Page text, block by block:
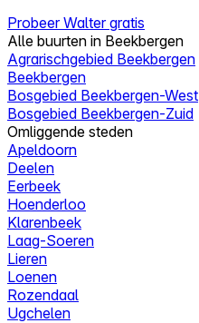
Probeer Walter gratis
Alle buurten in Beekbergen
Agrarischgebied Beekbergen
Beekbergen
Bosgebied Beekbergen-West
Bosgebied Beekbergen-Zuid
Omliggende steden
Apeldoorn
Deelen
Eerbeek
Hoenderloo
Klarenbeek
Laag-Soeren
Lieren
Loenen
Rozendaal
Ugchelen